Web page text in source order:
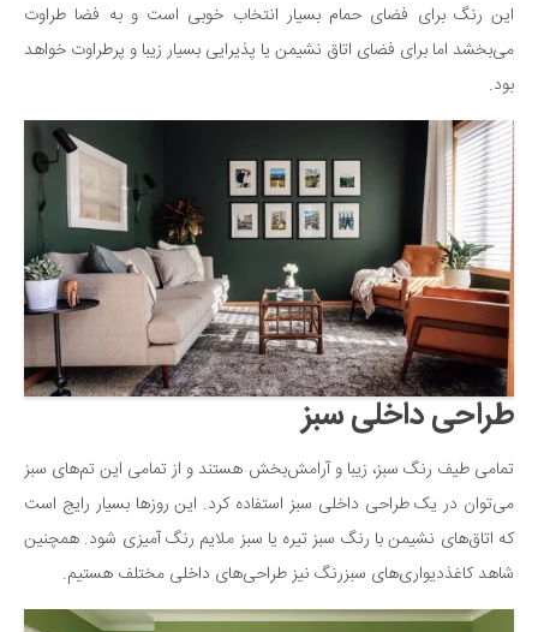
کودک و مادر
ورزش و تندرستی
مراکز پزشکی و دارویی
فرهنگ و هنر
سینما و تئاتر
تلویزیون
موسیقی
چهره‌ها
عکاسی و هنرهای تجسمی
کتاب و کتاب‌خوانی
تاریخ
معماری
علمی
فناوری‌ها
این رنگ برای فضای حمام بسیار انتخاب خوبی است و به فضا طراوت
می‌بخشد اما برای فضای اتاق نشیمن یا پذیرایی بسیار زیبا و پرطراوت خواهد
بود.
طراحی داخلی سبز
تمامی طیف رنگ سبز، زیبا و آرامش‌بخش هستند و از تمامی این تم‌های سبز
می‌توان در یک طراحی داخلی سبز استفاده کرد. این روزها بسیار رایج است
که اتاق‌های نشیمن با رنگ سبز تیره یا سبز ملایم رنگ آمیزی شود. همچنین
شاهد کاغذدیواری‌های سبزرنگ نیز طراحی‌های داخلی مختلف هستیم.